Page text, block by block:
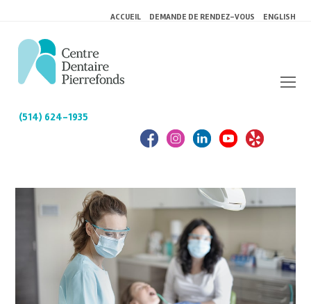
ACCUEIL DEMANDE DE RENDEZ-VOUS ENGLISH
(514) 624-1935